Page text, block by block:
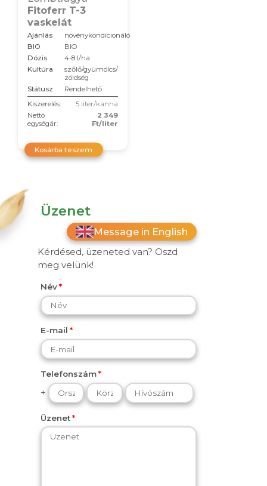
Fitoferr T-3
vaskelát
Ajánlás
növénykondícionáló
BIO
BIO
Dózis
4-8 l/ha
Kultúra
szőlő/gyümölcs/
zöldség
Státusz
Rendelhető
Kiszerelés:
5 liter/kanna
Nettó
egységár:
2 349
Ft/liter
Kosárba teszem
Üzenet
Message in English
Kérdésed, üzeneted van? Oszd
meg velünk!
Név
E-mail
Telefonszám
+
Üzenet